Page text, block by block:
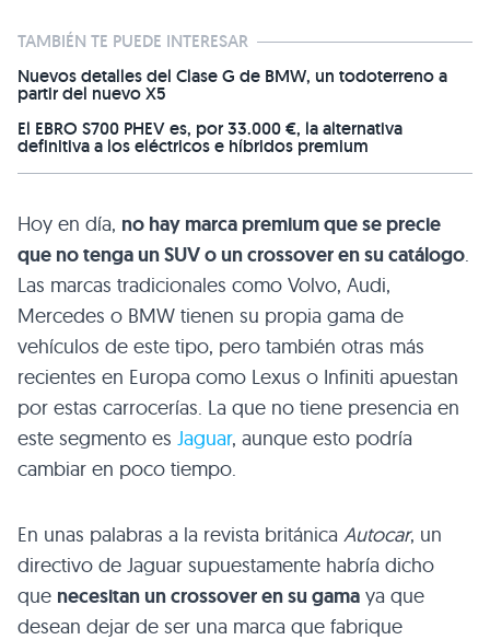
TAMBIÉN TE PUEDE INTERESAR
Nuevos detalles del Clase G de BMW, un todoterreno a
partir del nuevo X5
El EBRO S700 PHEV es, por 33.000 €, la alternativa
definitiva a los eléctricos e híbridos premium
Hoy en día, no hay marca premium que se precie
que no tenga unSUVo un crossover en su catálogo.
Las marcas tradicionales como Volvo, Audi,
Mercedes o BMW tienen su propia gama de
vehículos de este tipo, pero también otras más
recientes en Europa como Lexus o Infiniti apuestan
por estas carrocerías. La que no tiene presencia en
este segmento es Jaguar, aunque esto podría
cambiar en poco tiempo.
En unas palabras a la revista británica Autocar, un
directivo de Jaguar supuestamente habría dicho
que necesitan un crossover en su gama ya que
desean dejar de ser una marca que fabrique